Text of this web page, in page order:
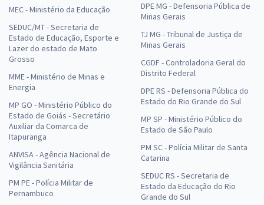
MEC - Ministério da Educação
SEDUC/MT - Secretaria de
Estado de Educação, Esporte e
Lazer do estado de Mato
Grosso
MME - Ministério de Minas e
Energia
MP GO - Ministério Público do
Estado de Goiás - Secretário
Auxiliar da Comarca de
Itapuranga
ANVISA - Agência Nacional de
Vigilância Sanitária
PM PE - Polícia Militar de
Pernambuco
DPE MG - Defensoria Pública de
Minas Gerais
TJ MG - Tribunal de Justiça de
Minas Gerais
CGDF - Controladoria Geral do
Distrito Federal
DPE RS - Defensoria Pública do
Estado do Rio Grande do Sul
MP SP - Ministério Público do
Estado de São Paulo
PM SC - Polícia Militar de Santa
Catarina
SEDUC RS - Secretaria de
Estado da Educação do Rio
Grande do Sul